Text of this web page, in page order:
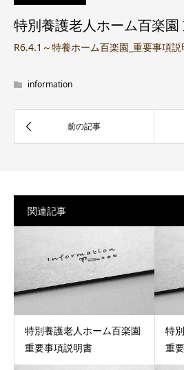
特別養護老人ホーム百楽
R6.4.1～特養ホーム百楽園_重要事項
information
関連記事
特別養護老人ホーム百楽園
重要事項説明書
特
重